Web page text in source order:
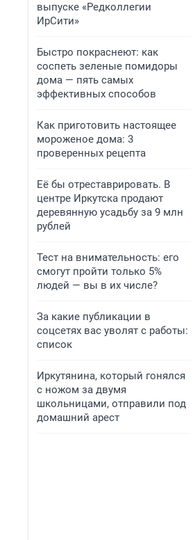
выпуске «Редколлегии
ИрСити»
Быстро покраснеют: как
соспеть зеленые помидоры
дома — пять самых
эффективных способов
Как приготовить настоящее
мороженое дома: 3
проверенных рецепта
Её бы отреставрировать. В
центре Иркутска продают
деревянную усадьбу за 9 млн
рублей
Тест на внимательность: его
смогут пройти только 5%
людей — вы в их числе?
За какие публикации в
соцсетях вас уволят с работы:
список
Иркутянина, который гонялся
с ножом за двумя
школьницами, отправили под
домашний арест